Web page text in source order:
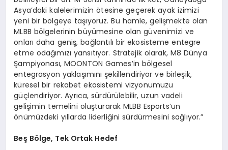
Asya’daki kalelerimizin ötesine geçerek ayak izimizi
yeni bir bölgeye taşıyoruz. Bu hamle, gelişmekte olan
MLBB bölgelerinin büyümesine olan güvenimizi ve
onları daha geniş, bağlantılı bir ekosisteme entegre
etme odağımızı yansıtıyor. Stratejik olarak, M8 Dünya
Şampiyonası, MOONTON Games’in bölgesel
entegrasyon yaklaşımını şekillendiriyor ve birleşik,
küresel bir rekabet ekosistemi vizyonumuzu
güçlendiriyor. Ayrıca, sürdürülebilir, uzun vadeli
gelişimin temelini oluşturarak MLBB Esports’un
önümüzdeki yıllarda liderliğini sürdürmesini sağlıyor.”
Beş Bölge, Tek Ortak Hedef